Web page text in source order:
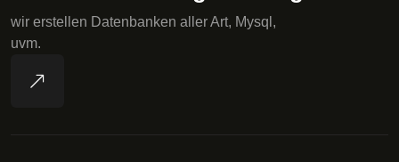
wir erstellen Datenbanken aller Art, Mysql,
uvm.